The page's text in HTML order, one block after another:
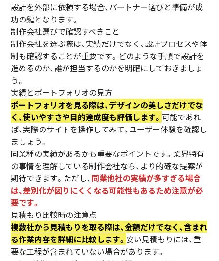
設計を外部に依頼する場合、パートナー選びと準備が成
功の鍵となります。
制作会社選びで確認すべきこと
制作会社を選ぶ際は、実績だけでなく、設計プロセスや体
制も確認することが重要です。どのような手順で設計を
進めるのか、誰が担当するのかを明確にしておきましょ
う。
実績とポートフォリオの見方
ポートフォリオを見る際は、デザインの美しさだけでな
く、使いやすさや目的達成度も評価します。 可能であれ
ば、実際のサイトを操作してみて、ユーザー体験を確認し
ましょう。
同業種の実績があるかも重要なポイントです。業界特有
の事情を理解している制作会社なら、より的確な提案が
期待できます。ただし、同業他社の実績が多すぎる場合
は、差別化が図りにくくなる可能性もあるため注意が必
要です。
見積もり比較時の注意点
複数社から見積もりを取る際は、金額だけでなく、含まれ
る作業内容を詳細に比較します。 安い見積もりには、重
要な工程が含まれていない場合があります。